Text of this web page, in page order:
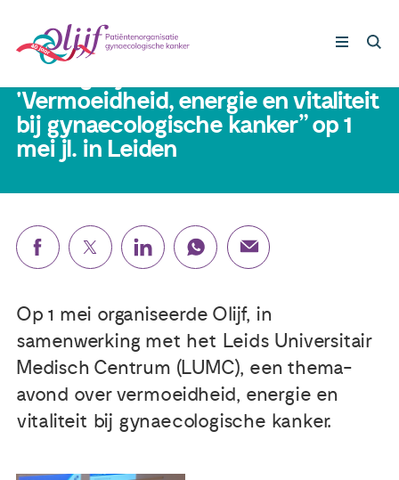
Nieuws
Agenda
Gynaecologische kankers
Leven met/na kanker
Steun ons
5 mei 2025
'Vermoeidheid, energie en vitaliteit
bij gynaecologische kanker” op 1
mei jl. in Leiden
Op 1 mei organiseerde Olijf, in
samenwerking met het Leids Universitair
Medisch Centrum (LUMC), een thema-
avond over vermoeidheid, energie en
vitaliteit bij gynaecologische kanker.